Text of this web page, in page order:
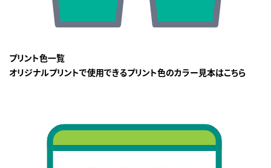
プリント色一覧
オリジナルプリントで使用できるプリント色のカラー見本はこちら